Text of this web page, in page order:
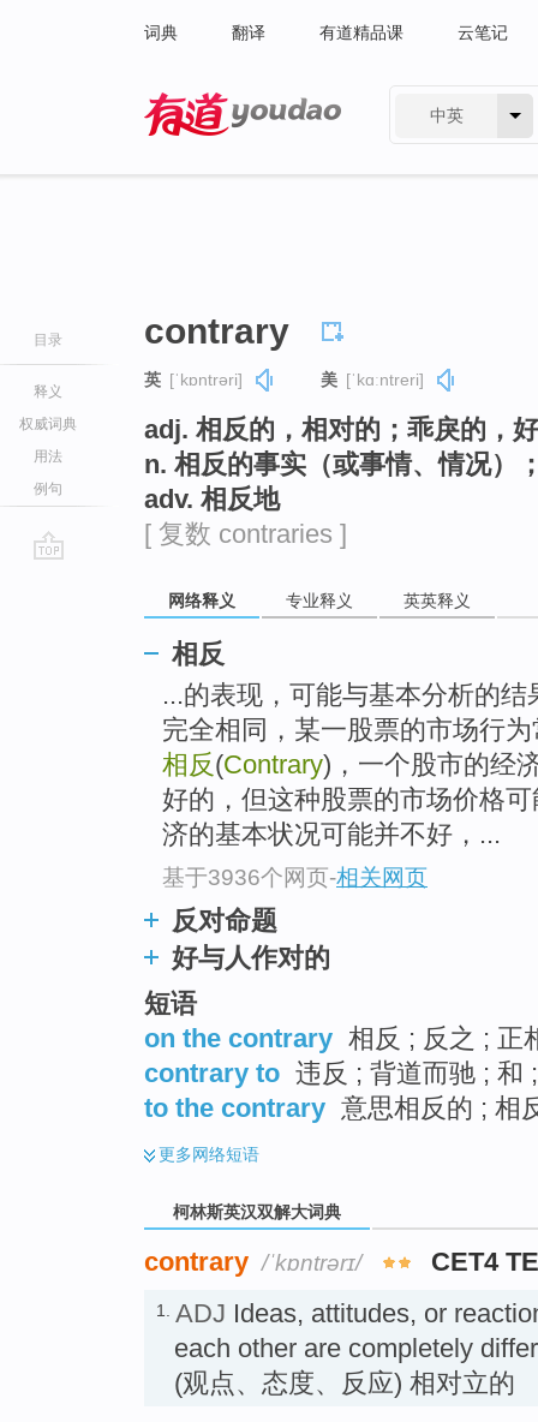
词典 翻译 有道精品课 云笔记
中英
目录
释义
权威词典
用法
例句
contrary
英 [ˈkɒntrəri] 美 [ˈkɑːntreri]
adj. 相反的，相对的；乖戾的，
n. 相反的事实（或事情、情况）
adv. 相反地
[ 复数 contraries ]
网络释义 专业释义 英英释义
相反
...的表现，可能与基本分析的
完全相同，某一股票的市场行
相反 (Contrary)，一个股市的经
好的，但这种股票的市场价格
济的基本状况可能并不好，...
基于3936个网页-相关网页
反对命题
好与人作对的
短语
on the contrary 相反 ; 反之 ; 正
contrary to 违反 ; 背道而驰 ; 和
to the contrary 意思相反的 ; 相
更多网络短语
柯林斯英汉双解大词典
contrary /ˈkɒntrərɪ/ CET4
1. ADJ Ideas, attitudes, or
each other are completely
(观点、态度、反应) 相对立的